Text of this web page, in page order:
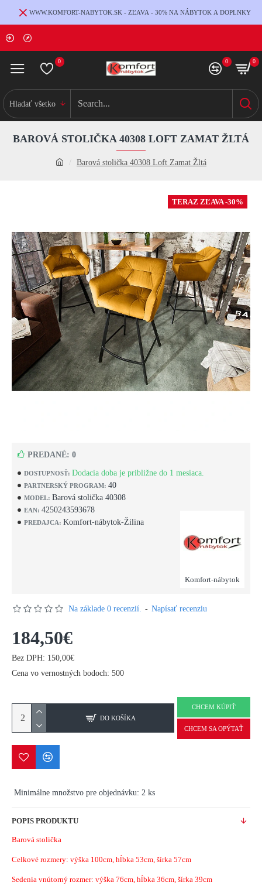
WWW.KOMFORT-NABYTOK.SK - ZĽAVA - 30% NA NÁBYTOK A DOPLNKY
0 0 0
Hladať všetko
Barová stolička 40308 Loft Zamat Žltá
BAROVÁ STOLIČKA 40308 LOFT ZAMAT ŽLTÁ
TERAZ ZĽAVA -30%
DOSTUPNOSŤ: Dodacia doba je približne do 1 mesiaca.
PARTNERSKÝ PROGRAM: 40
MODEL: Barová stolička 40308
EAN: 4250243593678
PREDAJCA: Komfort-nábytok-Žilina
Komfort-nábytok
PREDANÉ: 0
Na základe 0 recenzií. - Napísať recenziu
184,50€
Bez DPH: 150,00€
Cena vo vernostných bodoch: 500
DO KOŠÍKA
CHCEM KÚPIŤ
CHCEM SA OPÝTAŤ
Minimálne množstvo pre objednávku: 2 ks
POPIS PRODUKTU
Barová stolička
Celkové rozmery: výška 100cm, hĺbka 53cm, šírka 57cm
Sedenia vnútorný rozmer: výška 76cm, hĺbka 36cm, šírka 39cm